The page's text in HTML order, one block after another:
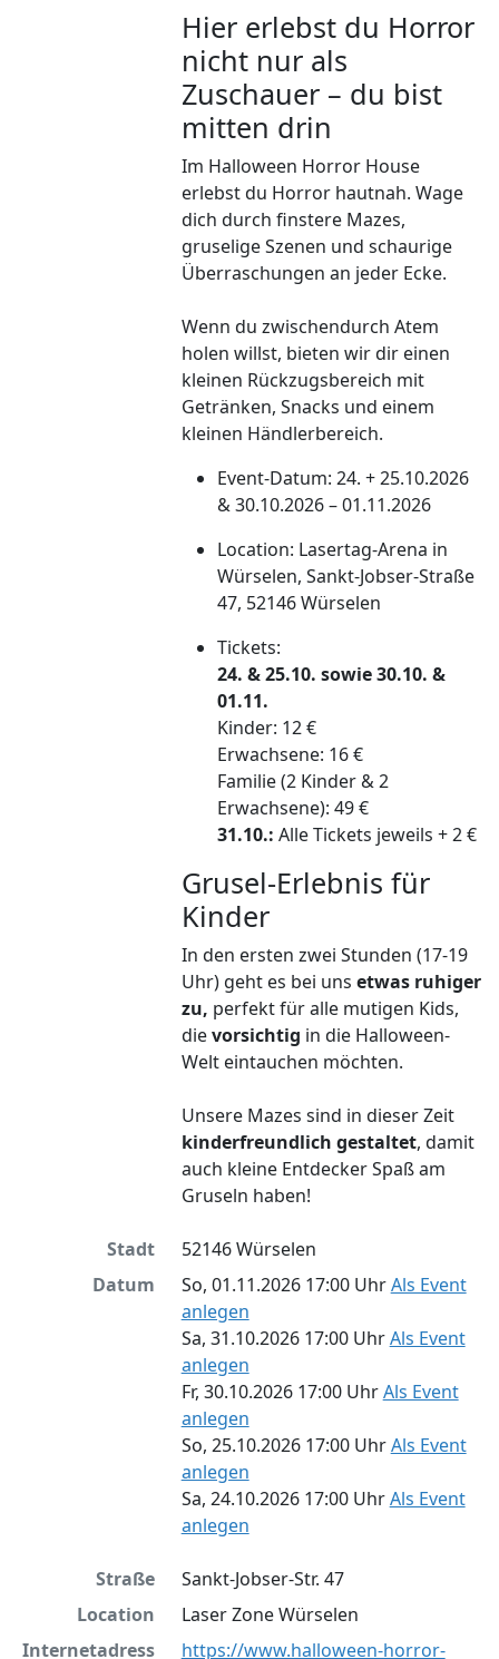
Hier erlebst du Horror
nicht nur als
Zuschauer – du bist
mitten drin
Im Halloween Horror House
erlebst du Horror hautnah. Wage
dich durch finstere Mazes,
gruselige Szenen und schaurige
Überraschungen an jeder Ecke.
Wenn du zwischendurch Atem
holen willst, bieten wir dir einen
kleinen Rückzugsbereich mit
Getränken, Snacks und einem
kleinen Händlerbereich.
Event-Datum: 24. + 25.10.2026
& 30.10.2026 – 01.11.2026
Location: Lasertag-Arena in
Würselen, Sankt-Jobser-Straße
47, 52146 Würselen
Tickets:
24. & 25.10. sowie 30.10. &
01.11.
Kinder: 12 €
Erwachsene: 16 €
Familie (2 Kinder & 2
Erwachsene): 49 €
31.10.: Alle Tickets jeweils + 2 €
Grusel-Erlebnis für
Kinder
In den ersten zwei Stunden (17-19
Uhr) geht es bei uns etwas ruhiger
zu, perfekt für alle mutigen Kids,
dievorsichtig in die Halloween-
Welt eintauchen möchten.
Unsere Mazes sind in dieser Zeit
kinderfreundlich gestaltet, damit
auch kleine Entdecker Spaß am
Gruseln haben!
Stadt
52146 Würselen
Datum
So, 01.11.2026 17:00 UhrAls Event
anlegen
Sa, 31.10.2026 17:00 UhrAls Event
anlegen
Fr, 30.10.2026 17:00 UhrAls Event
anlegen
So, 25.10.2026 17:00 UhrAls Event
anlegen
Sa, 24.10.2026 17:00 UhrAls Event
anlegen
Straße
Sankt-Jobser-Str. 47
Location
Laser Zone Würselen
Internetadress
https://www.halloween-horror-